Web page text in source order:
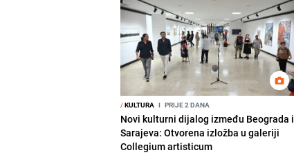
/KULTURA I PRIJE 2 DANA
Novi kulturni dijalog između Beograda i
Sarajeva: Otvorena izložba u galeriji
Collegium artisticum